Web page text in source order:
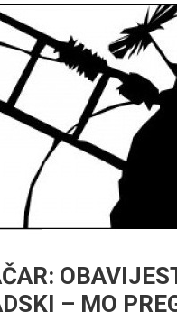
– MO